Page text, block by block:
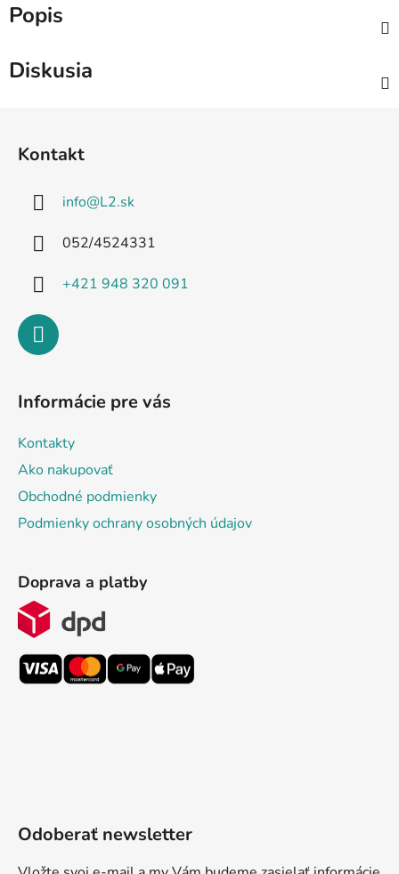
Popis
Diskusia
Kontakt
info@L2.sk
052/4524331
+421 948 320 091
Informácie pre vás
Kontakty
Ako nakupovať
Obchodné podmienky
Podmienky ochrany osobných údajov
Doprava a platby
Odoberať newsletter